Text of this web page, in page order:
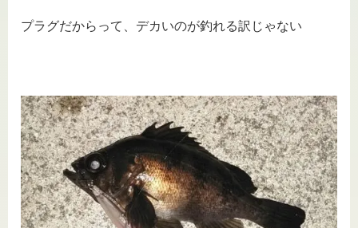
プラグだからって、デカいのが釣れる訳じゃない